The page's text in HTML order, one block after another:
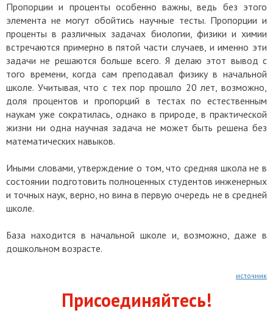
Пропорции и проценты особенно важны, ведь без этого
элемента не могут обойтись научные тесты. Пропорции и
проценты в различных задачах биологии, физики и химии
встречаются примерно в пятой части случаев, и именно эти
задачи не решаются больше всего. Я делаю этот вывод с
того времени, когда сам преподавал физику в начальной
школе. Учитывая, что с тех пор прошло 20 лет, возможно,
доля процентов и пропорций в тестах по естественным
наукам уже сократилась, однако в природе, в практической
жизни ни одна научная задача не может быть решена без
математических навыков.
Иными словами, утверждение о том, что средняя школа не в
состоянии подготовить полноценных студентов инженерных
и точных наук, верно, но вина в первую очередь не в средней
школе.
База находится в начальной школе и, возможно, даже в
дошкольном возрасте.
источник
Присоединяйтесь!